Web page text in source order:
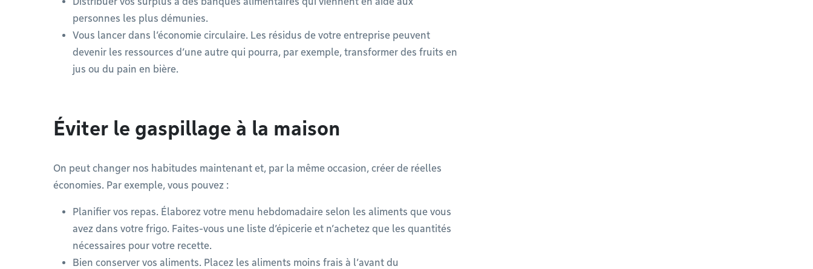
personnes les plus démunies.
Vous lancer dans l’économie circulaire. Les résidus de votre entreprise peuvent
devenir les ressources d’une autre qui pourra, par exemple, transformer des fruits en
jus ou du pain en bière.
Éviter le gaspillage à la maison
On peut changer nos habitudes maintenant et, par la même occasion, créer de réelles
économies. Par exemple, vous pouvez :
Planifier vos repas. Élaborez votre menu hebdomadaire selon les aliments que vous
avez dans votre frigo. Faites-vous une liste d’épicerie et n’achetez que les quantités
nécessaires pour votre recette.
Bien conserver vos aliments. Placez les aliments moins frais à l’avant du